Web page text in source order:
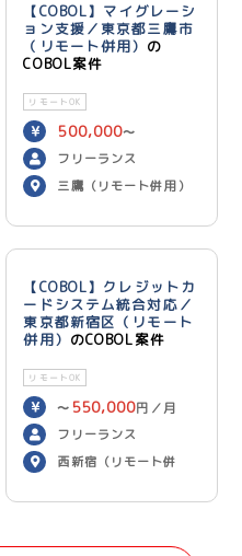
【COBOL】マイグレーシ
ョン支援／東京都三鷹市
（リモート併用） の
COBOL案件
リモートOK
500,000〜
600,000 円／月
フリーランス
三鷹（リモート併用）
【COBOL】クレジットカ
ードシステム統合対応／
東京都新宿区（リモート
併用） のCOBOL案件
リモートOK
〜 550,000円／月
フリーランス
西新宿（リモート併